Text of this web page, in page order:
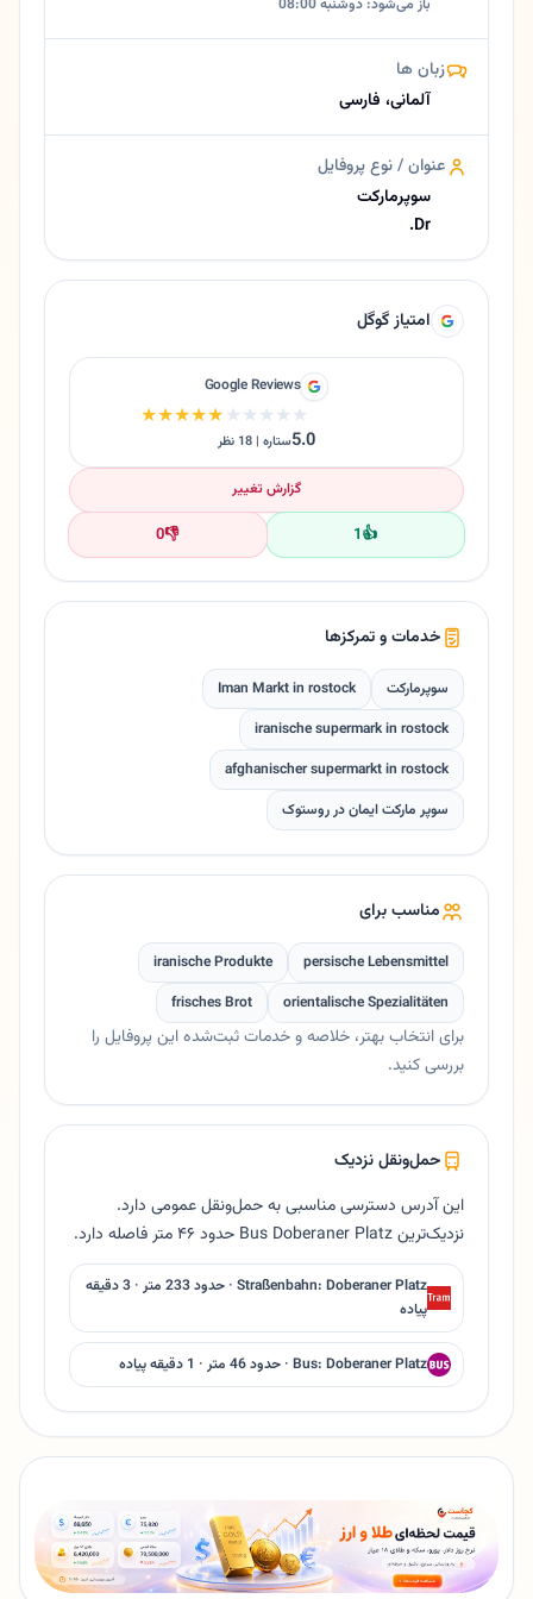
زبان ها
آلمانی، فارسی
عنوان / نوع پروفایل
سوپرمارکت
Dr.
امتیاز گوگل
Google Reviews
★★★★★
★★★★★
5.0ستاره | 18 نظر
گزارش تغییر
👍
1
👎
0
خدمات و تمرکزها
سوپرمارکت
Iman Markt in rostock
iranische supermark in rostock
afghanischer supermarkt in rostock
سوپر مارکت ایمان در روستوک
مناسب برای
persische Lebensmittel
iranische Produkte
orientalische Spezialitäten
frisches Brot
برای انتخاب بهتر، خلاصه و خدمات ثبت‌شده این پروفایل را
بررسی کنید.
حمل‌ونقل نزدیک
این آدرس دسترسی مناسبی به حمل‌ونقل عمومی دارد.
نزدیک‌ترین Bus Doberaner Platz حدود ۴۶ متر فاصله دارد.
Straßenbahn: Doberaner Platz · حدود 233 متر · 3 دقیقه
پیاده
Bus: Doberaner Platz · حدود 46 متر · 1 دقیقه پیاده